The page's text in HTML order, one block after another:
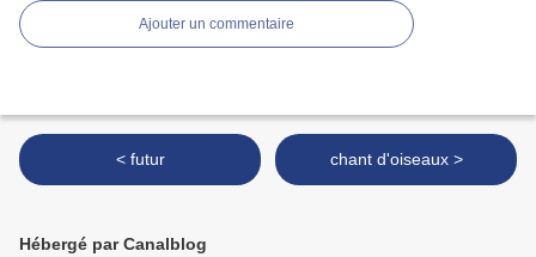
Ajouter un commentaire
< futur chant d'oiseaux >
Hébergé par Canalblog